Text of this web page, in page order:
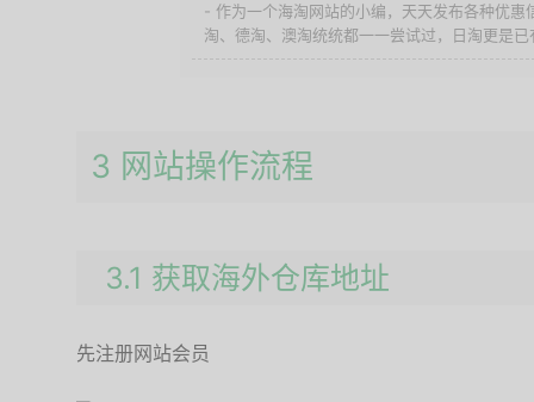
- 作为一个海淘网站的小编，天天发布各种优惠
淘、德淘、澳淘统统都一一尝试过，日淘更是
3 网站操作流程
3.1 获取海外仓库地址
先注册网站会员